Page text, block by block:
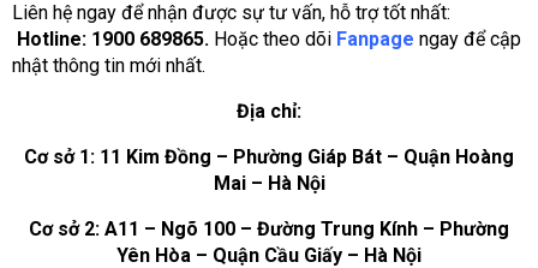
Liên hệ ngay để nhận được sự tư vấn, hỗ trợ tốt nhất:
Hotline: 1900 689865. Hoặc theo dõi Fanpage ngay để cập
nhật thông tin mới nhất.
Địa chỉ:
Cơ sở 1: 11 Kim Đồng – Phường Giáp Bát – Quận Hoàng
Mai – Hà Nội
Cơ sở 2: A11 – Ngõ 100 – Đường Trung Kính – Phường
Yên Hòa – Quận Cầu Giấy – Hà Nội